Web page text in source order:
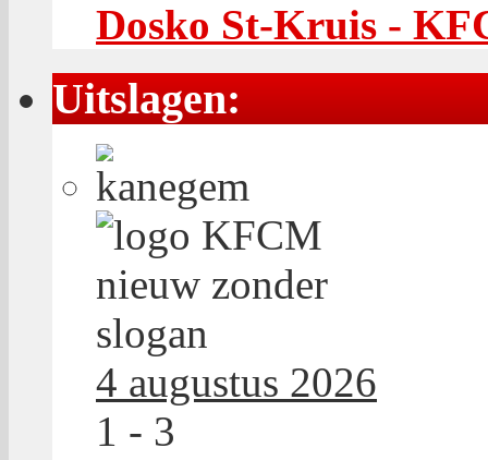
Dosko St-Kruis -
Uitslagen:
4 augustus 2026
1 - 3